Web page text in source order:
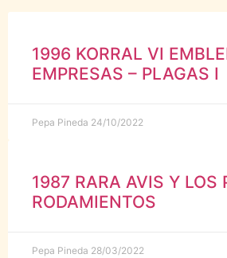
1996 KORRAL VI
EMPRESAS – PLAGAS I
Pepa Pineda 24/10/2022
1987 RARA AVIS Y LOS
RODAMIENTOS
Pepa Pineda 28/03/2022